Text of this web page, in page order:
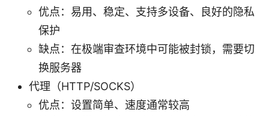
优点：易用、稳定、支持多设备、良好的隐私
保护
缺点：在极端审查环境中可能被封锁，需要切
换服务器
代理（HTTP/SOCKS）
优点：设置简单、速度通常较高